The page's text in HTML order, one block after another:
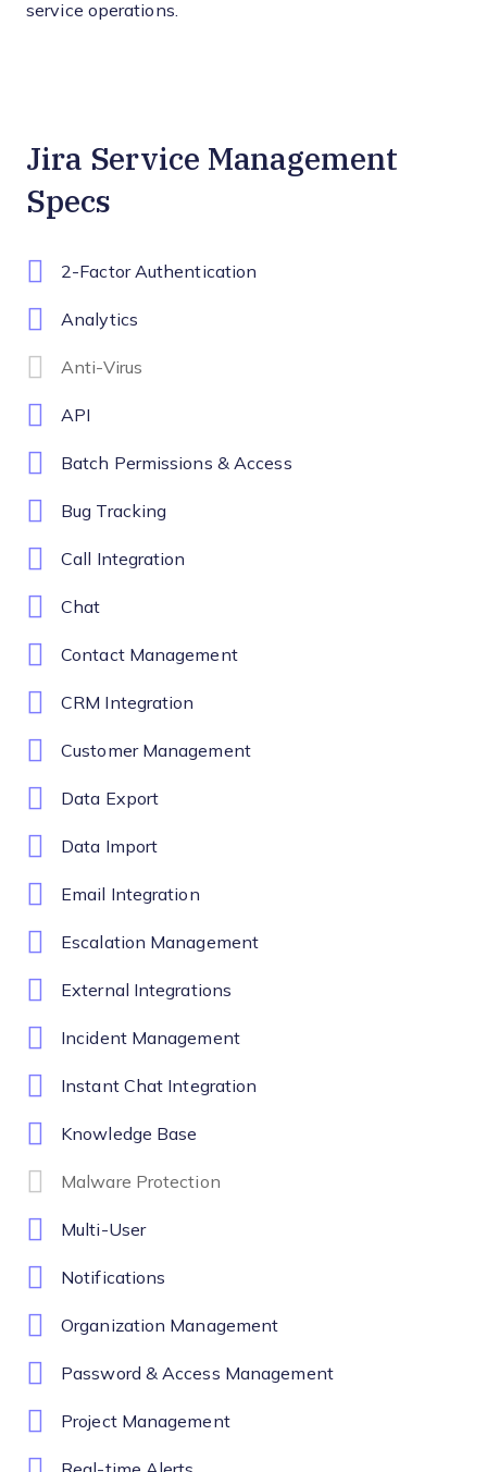
service operations.
Jira Service Management
Specs
2-Factor Authentication
Analytics
Anti-Virus
API
Batch Permissions & Access
Bug Tracking
Call Integration
Chat
Contact Management
CRM Integration
Customer Management
Data Export
Data Import
Email Integration
Escalation Management
External Integrations
Incident Management
Instant Chat Integration
Knowledge Base
Malware Protection
Multi-User
Notifications
Organization Management
Password & Access Management
Project Management